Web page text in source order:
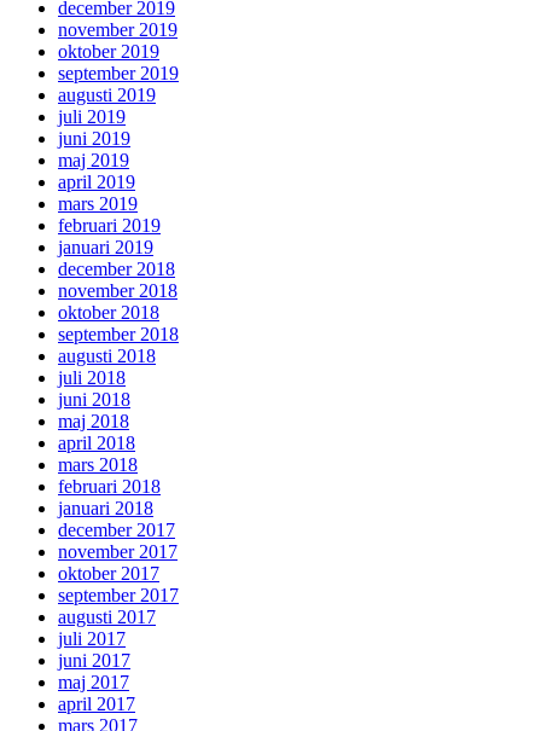
december 2019
november 2019
oktober 2019
september 2019
augusti 2019
juli 2019
juni 2019
maj 2019
april 2019
mars 2019
februari 2019
januari 2019
december 2018
november 2018
oktober 2018
september 2018
augusti 2018
juli 2018
juni 2018
maj 2018
april 2018
mars 2018
februari 2018
januari 2018
december 2017
november 2017
oktober 2017
september 2017
augusti 2017
juli 2017
juni 2017
maj 2017
april 2017
mars 2017